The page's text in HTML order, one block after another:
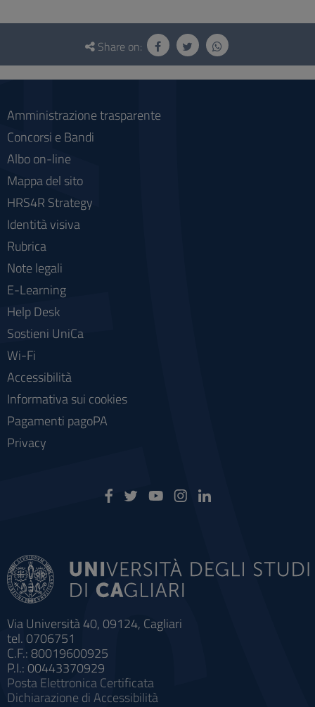
Questionnaire
social
Share on:
Via Università 40, 09124, Cagliari
tel. 0706751
C.F.: 80019600925
P.I.: 00443370929
Posta Elettronica Certificata
Dichiarazione di Accessibilità
Amministrazione trasparente
Concorsi e Bandi
Albo on-line
Mappa del sito
HRS4R Strategy
Identità visiva
Rubrica
Note legali
E-Learning
Help Desk
Sostieni UniCa
Wi-Fi
Accessibilità
Informativa sui cookies
Pagamenti pagoPA
Privacy